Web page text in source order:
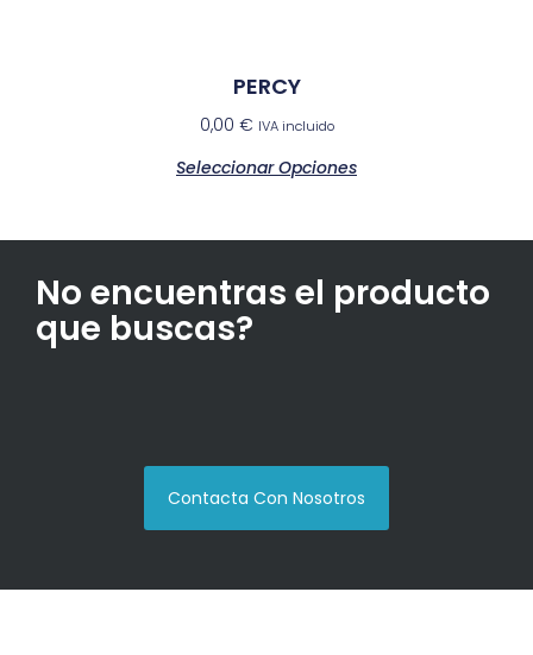
PERCY
0,00 € IVA incluido
Seleccionar Opciones
No encuentras el producto
que buscas?
Contacta Con Nosotros